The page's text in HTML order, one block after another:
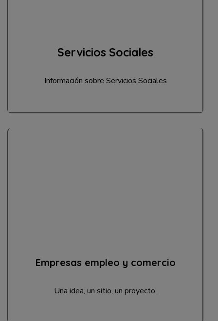
Servicios Sociales
Información sobre Servicios Sociales
Empresas empleo y comercio
Una idea, un sitio, un proyecto.